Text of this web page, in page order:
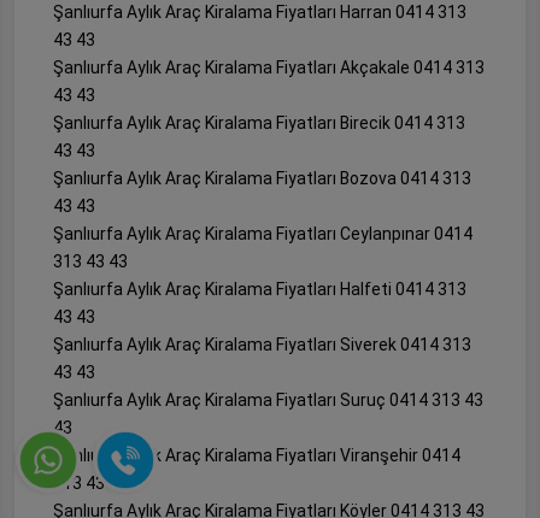
Şanlıurfa Aylık Araç Kiralama Fiyatları Harran 0414 313
43 43
Şanlıurfa Aylık Araç Kiralama Fiyatları Akçakale 0414 313
43 43
Şanlıurfa Aylık Araç Kiralama Fiyatları Birecik 0414 313
43 43
Şanlıurfa Aylık Araç Kiralama Fiyatları Bozova 0414 313
43 43
Şanlıurfa Aylık Araç Kiralama Fiyatları Ceylanpınar 0414
313 43 43
Şanlıurfa Aylık Araç Kiralama Fiyatları Halfeti 0414 313
43 43
Şanlıurfa Aylık Araç Kiralama Fiyatları Siverek 0414 313
43 43
Şanlıurfa Aylık Araç Kiralama Fiyatları Suruç 0414 313 43
43
Şanlıurfa Aylık Araç Kiralama Fiyatları Viranşehir 0414
313 43 43
Şanlıurfa Aylık Araç Kiralama Fiyatları Köyler 0414 313 43